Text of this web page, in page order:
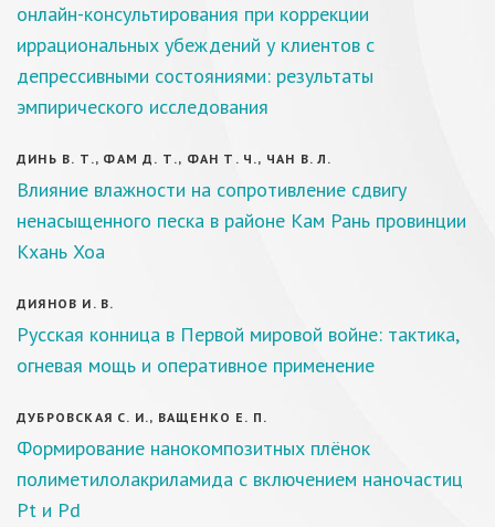
онлайн-консультирования при коррекции
иррациональных убеждений у клиентов с
депрессивными состояниями: результаты
эмпирического исследования
ДИНЬ В. Т., ФАМ Д. Т., ФАН Т. Ч., ЧАН В. Л.
Влияние влажности на сопротивление сдвигу
ненасыщенного песка в районе Кам Рань провинции
Кхань Хоа
ДИЯНОВ И. В.
Русская конница в Первой мировой войне: тактика,
огневая мощь и оперативное применение
ДУБРОВСКАЯ С. И., ВАЩЕНКО Е. П.
Формирование нанокомпозитных плёнок
полиметилолакриламида с включением наночастиц
Pt и Pd